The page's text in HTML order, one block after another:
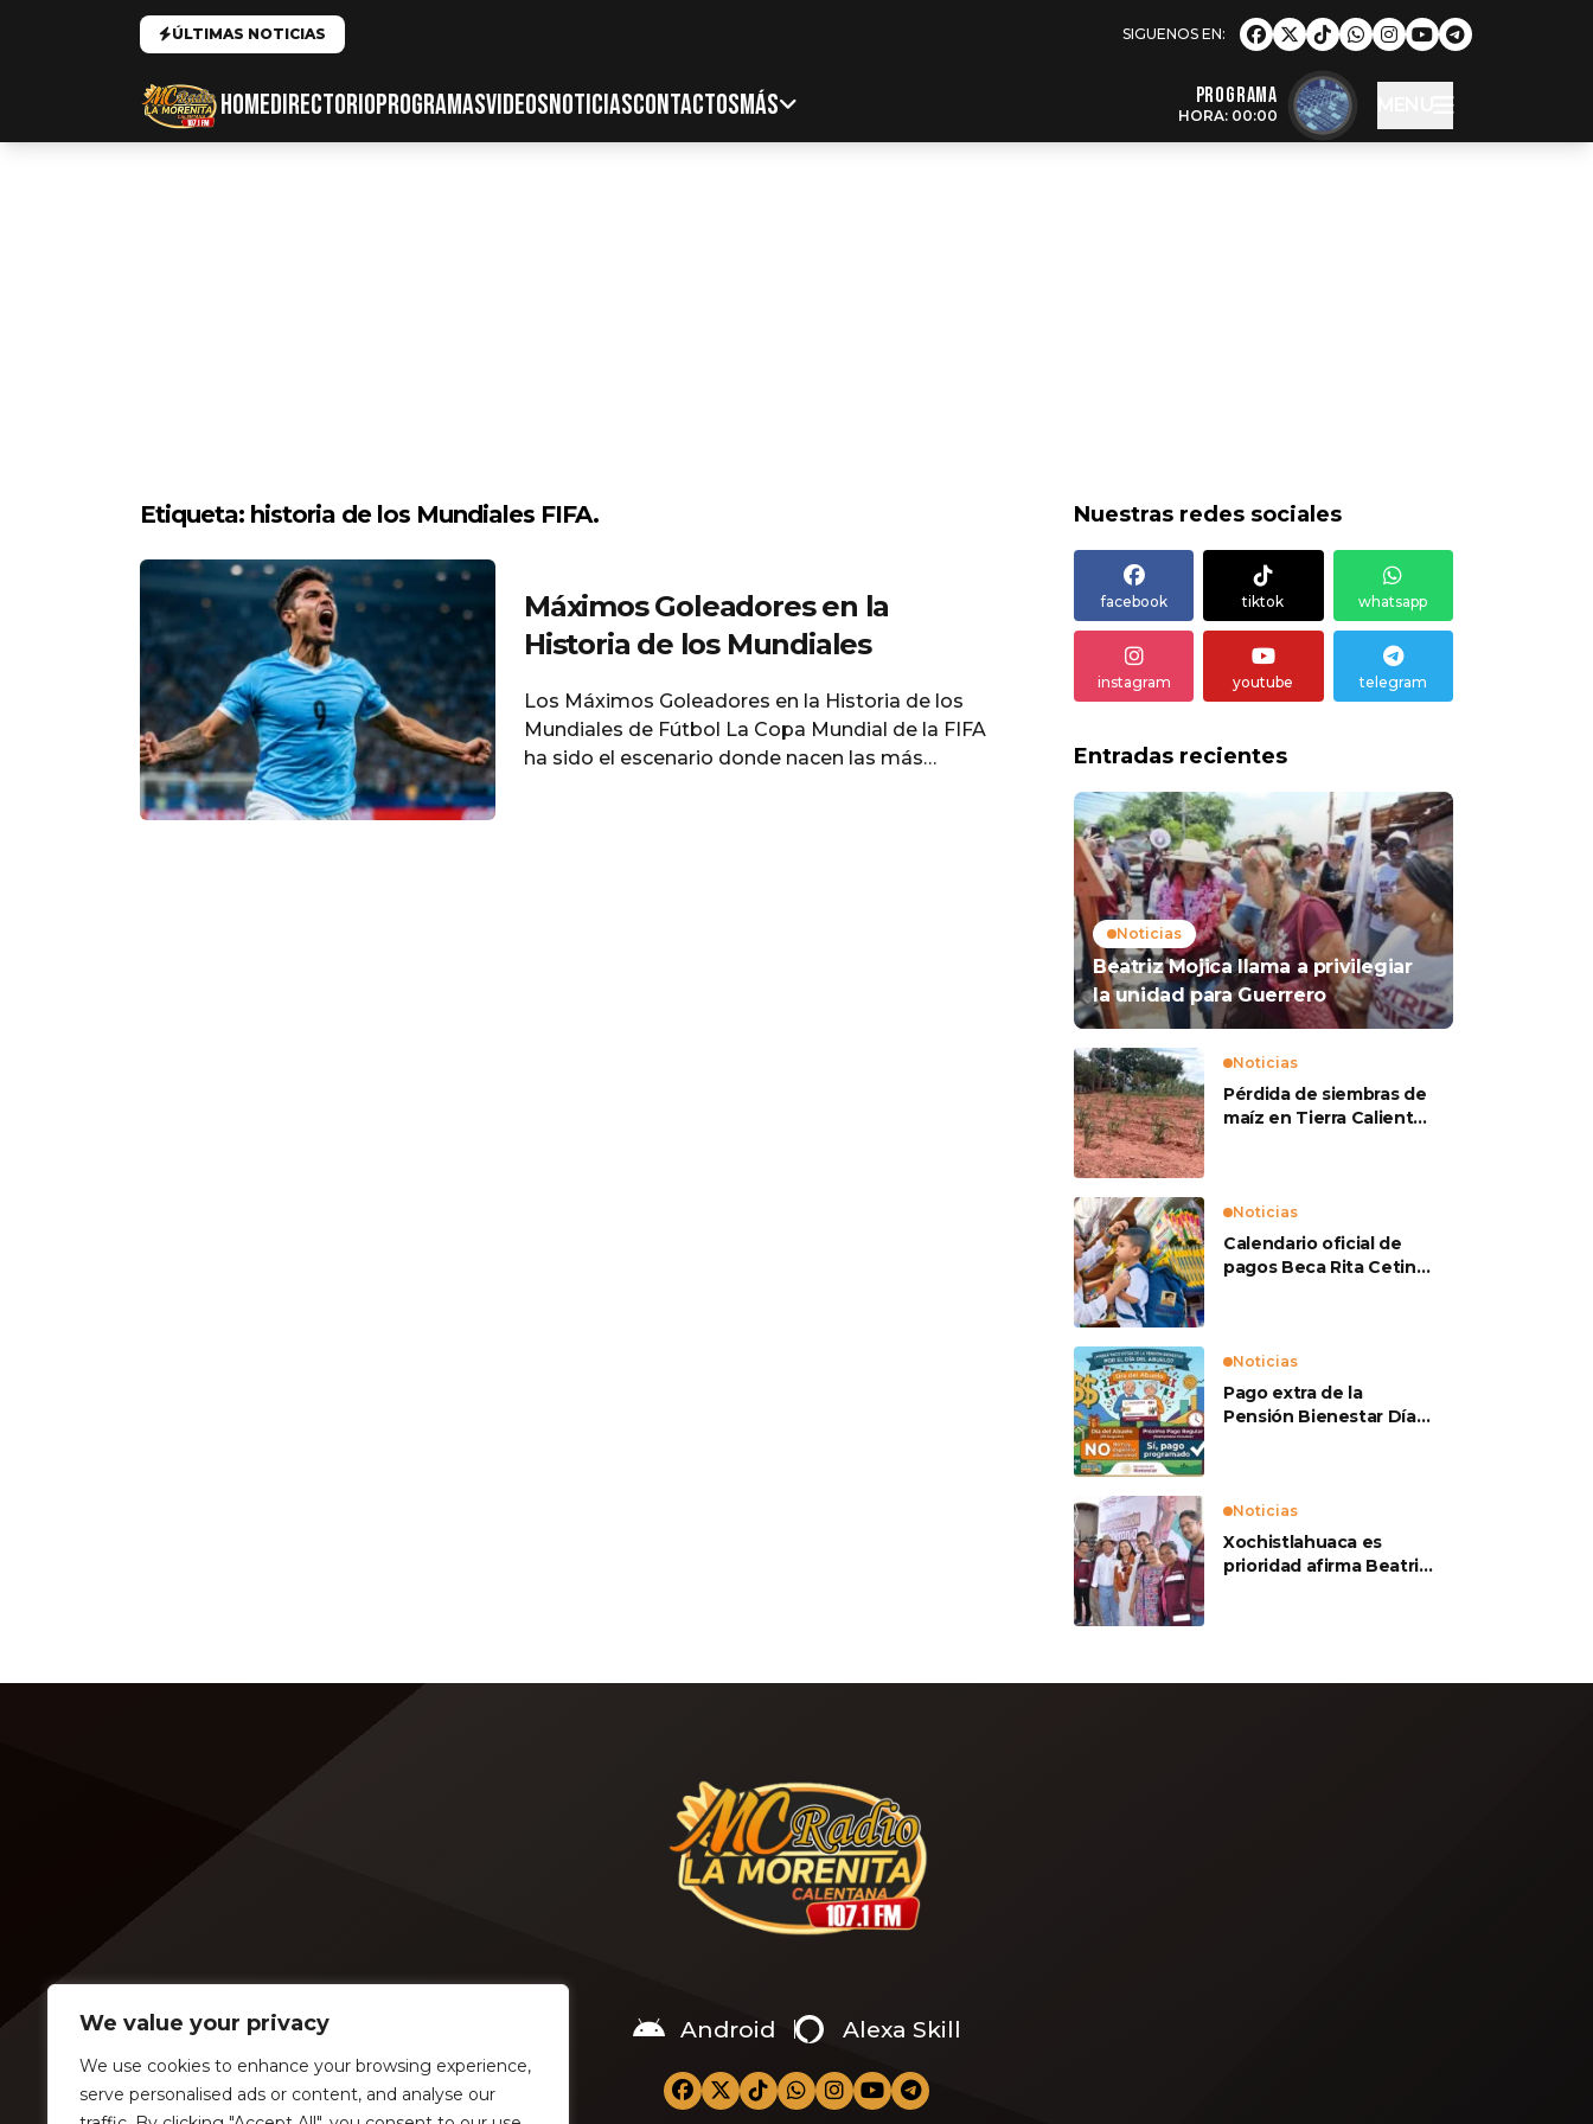
We value your privacy
We use cookies to enhance your browsing experience,
serve personalised ads or content, and analyse our
ÚLTIMAS NOTICIAS
HOMEDIRECTORIOPROGRAMASVIDEOSNOTICIASCONTACTOSMÁS Programa
HORA: 00:00
Etiqueta: historia de los Mundiales FIFA.
Máximos Goleadores en la
Historia de los Mundiales
Los Máximos Goleadores en la Historia de los
Mundiales de Fútbol La Copa Mundial de la FIFA
ha sido el escenario donde nacen las más
Nuestras redes sociales
facebook tiktok whatsapp
instagram youtube telegram
Entradas recientes
Noticias
Beatriz Mojica llama a privilegiar
la unidad para Guerrero
Noticias
Pérdida de siembras de
maíz en Tierra Caliente
Noticias
Calendario oficial de
pagos Beca Rita Cetina
Noticias
Pago extra de la
Pensión Bienestar Día
Noticias
Xochistlahuaca es
prioridad afirma Beatriz
Android Alexa Skill